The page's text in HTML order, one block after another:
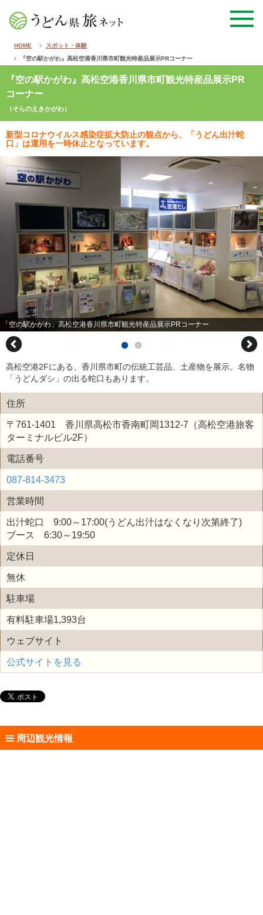
HOME
スポット・体験
『空の駅かがわ』高松空港香川県市町観光特産品展示PRコーナー
『空の駅かがわ』高松空港香川県市町観光特産品展示PR
コーナー
（そらのえきかがわ）
新型コロナウイルス感染症拡大防止の観点から、「うどん出汁蛇
口」は運用を一時休止となっています。
「空の駅かがわ」高松空港香川県市町観光特産品展示PRコーナー
高松空港2Fにある、香川県市町の伝統工芸品、土産物を展示。名物
「うどんダシ」の出る蛇口もあります。
住所
〒761-1401 香川県高松市香南町岡1312-7（高松空港旅客
ターミナルビル2F）
電話番号
087-814-3473
営業時間
出汁蛇口 9:00～17:00(うどん出汁はなくなり次第終了)
ブース 6:30～19:50
定休日
無休
駐車場
有料駐車場1,393台
ウェブサイト
公式サイトを見る
周辺観光情報